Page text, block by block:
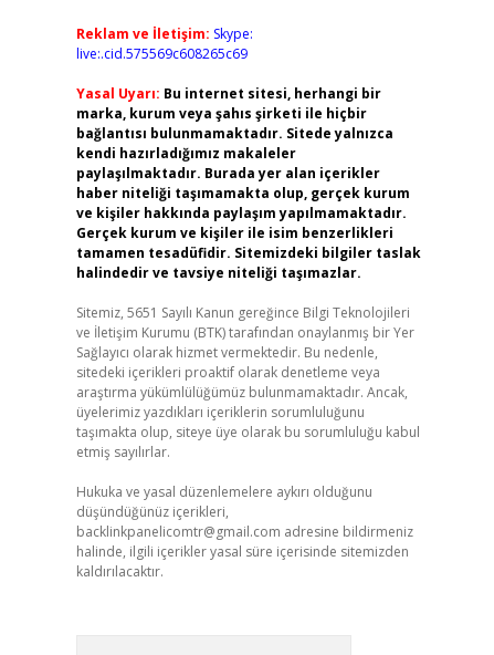
Reklam ve İletişim: Skype:
live:.cid.575569c608265c69
Yasal Uyarı: Bu internet sitesi, herhangi bir
marka, kurum veya şahıs şirketi ile hiçbir
bağlantısı bulunmamaktadır. Sitede yalnızca
kendi hazırladığımız makaleler
paylaşılmaktadır. Burada yer alan içerikler
haber niteliği taşımamakta olup, gerçek kurum
ve kişiler hakkında paylaşım yapılmamaktadır.
Gerçek kurum ve kişiler ile isim benzerlikleri
tamamen tesadüfidir. Sitemizdeki bilgiler taslak
halindedir ve tavsiye niteliği taşımazlar.
Sitemiz, 5651 Sayılı Kanun gereğince Bilgi Teknolojileri
ve İletişim Kurumu (BTK) tarafından onaylanmış bir Yer
Sağlayıcı olarak hizmet vermektedir. Bu nedenle,
sitedeki içerikleri proaktif olarak denetleme veya
araştırma yükümlülüğümüz bulunmamaktadır. Ancak,
üyelerimiz yazdıkları içeriklerin sorumluluğunu
taşımakta olup, siteye üye olarak bu sorumluluğu kabul
etmiş sayılırlar.
Hukuka ve yasal düzenlemelere aykırı olduğunu
düşündüğünüz içerikleri,
backlinkpanelicomtr@gmail.com adresine bildirmeniz
halinde, ilgili içerikler yasal süre içerisinde sitemizden
kaldırılacaktır.